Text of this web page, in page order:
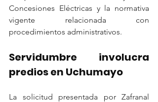
Concesiones Eléctricas y la normativa
vigente relacionada con
procedimientos administrativos.
Servidumbre involucra
predios en Uchumayo
La solicitud presentada por Zafranal